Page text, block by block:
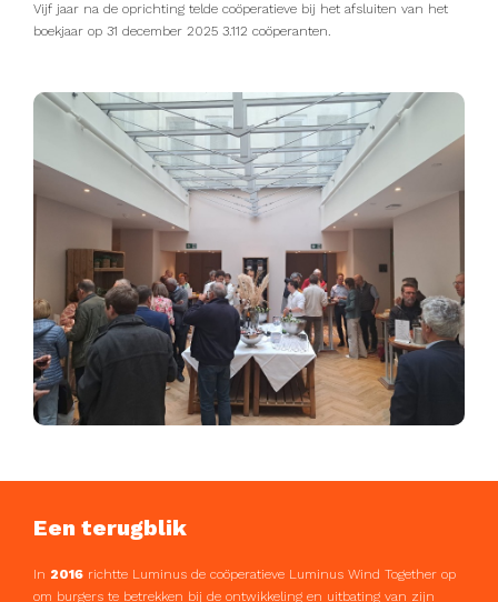
Vijf jaar na de oprichting telde coöperatieve bij het afsluiten van het
boekjaar op 31 december 2025 3.112 coöperanten.
Een terugblik
In 2016 richtte Luminus de coöperatieve Luminus Wind Together op
om burgers te betrekken bij de ontwikkeling en uitbating van zijn